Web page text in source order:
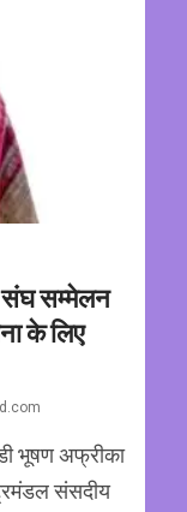
संघ सम्मेलन
के लिए
भूषण अफ्रीका
संसदीय